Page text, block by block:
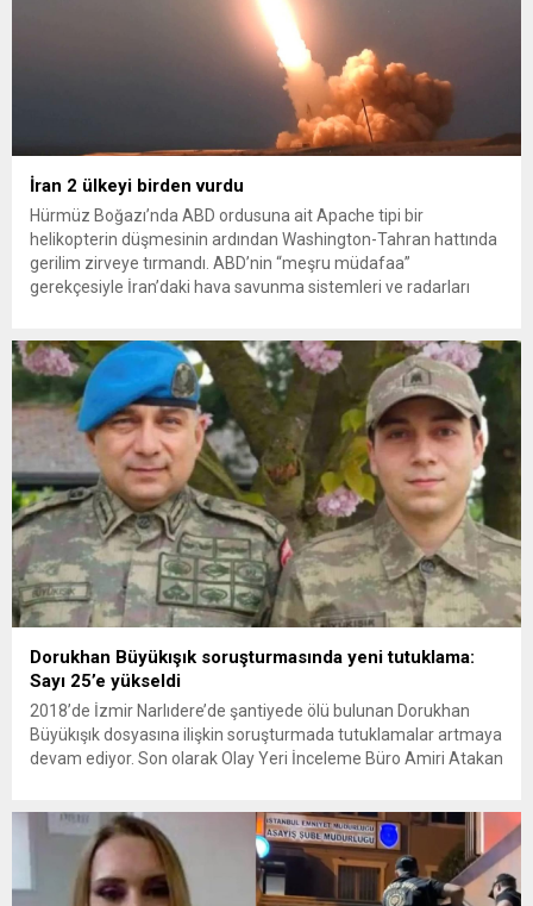
İran 2 ülkeyi birden vurdu
Hürmüz Boğazı’nda ABD ordusuna ait Apache tipi bir
helikopterin düşmesinin ardından Washington-Tahran hattında
gerilim zirveye tırmandı. ABD’nin “meşru müdafaa”
gerekçesiyle İran’daki hava savunma sistemleri ve radarları
yeni bir ABD saldırısına anında yanıt verileceğini duyurdu....
Dorukhan Büyükışık soruşturmasında yeni tutuklama:
Sayı 25’e yükseldi
2018’de İzmir Narlıdere’de şantiyede ölü bulunan Dorukhan
Büyükışık dosyasına ilişkin soruşturmada tutuklamalar artmaya
devam ediyor. Son olarak Olay Yeri İnceleme Büro Amiri Atakan
bulunan Dorukhan Büyükışık’a ilişkin yeniden açılan
soruşturmada tutuklamalar genişliyor. Son olarak dönemin...